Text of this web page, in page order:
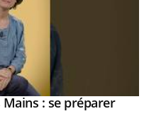
Mains : se préparer